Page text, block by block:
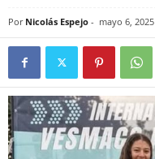
Por Nicolás Espejo - mayo 6, 2025